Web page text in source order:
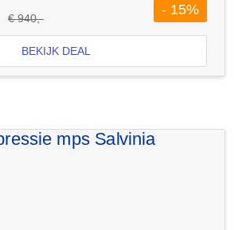
€ 940,-
- 15%
BEKIJK DEAL